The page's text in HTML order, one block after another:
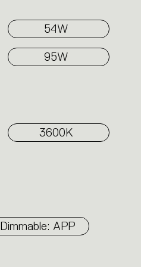
54W
95W
3600K
Dimmable: APP